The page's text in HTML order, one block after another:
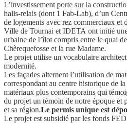
L’investissement porte sur la
halls-relais (dont 1 Fab-Lab), d’un
de logements avec rez commerciaux et
Ville de Tournai et IDETA ont initié
urbaine de l’îlot compris entre le quai
Chèrequefosse et la rue Madame.
Le projet utilise un vocabulaire
modernité.
Les façades alternent l’utilisation de
correspondant au centre historique de
matériaux plus contemporains qui
du projet un témoin de notre époque et
et sa région.Le permis unique est
Le projet est subsidié par les fonds